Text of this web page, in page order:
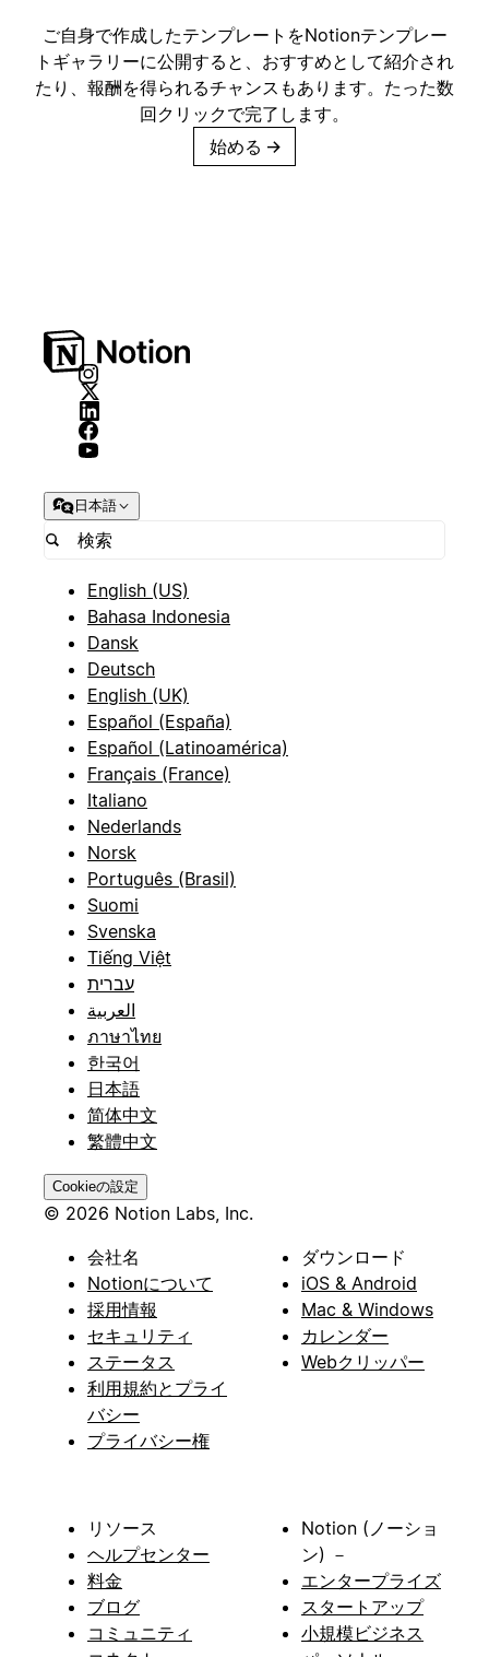
ご自身で作成したテンプレートをNotionテンプレー
トギャラリーに公開すると、おすすめとして紹介され
たり、報酬を得られるチャンスもあります。たった数
回クリックで完了します。
始める →
日本語
English (US)
Bahasa Indonesia
Dansk
Deutsch
English (UK)
Español (España)
Español (Latinoamérica)
Français (France)
Italiano
Nederlands
Norsk
Português (Brasil)
Suomi
Svenska
Tiếng Việt
עברית
العربية
ภาษาไทย
한국어
日本語
简体中文
繁體中文
Cookieの設定
© 2026 Notion Labs, Inc.
会社名
Notionについて
採用情報
セキュリティ
ステータス
利用規約とプライ
バシー
プライバシー権
ダウンロード
iOS & Android
Mac & Windows
カレンダー
Webクリッパー
リソース
ヘルプセンター
料金
ブログ
コミュニティ
Notion (ノーショ
ン) －
エンタープライズ
スタートアップ
小規模ビジネス